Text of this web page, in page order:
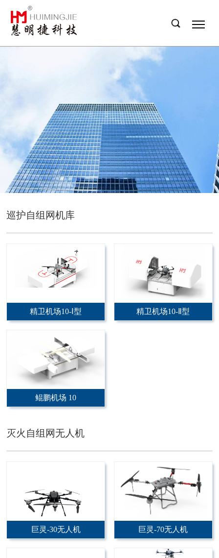
巡护自组网机库
精卫机场10-Ⅰ型 精卫机场10-Ⅱ型
鲲鹏机场 10
灭火自组网无人机
巨灵-30无人机 巨灵-70无人机